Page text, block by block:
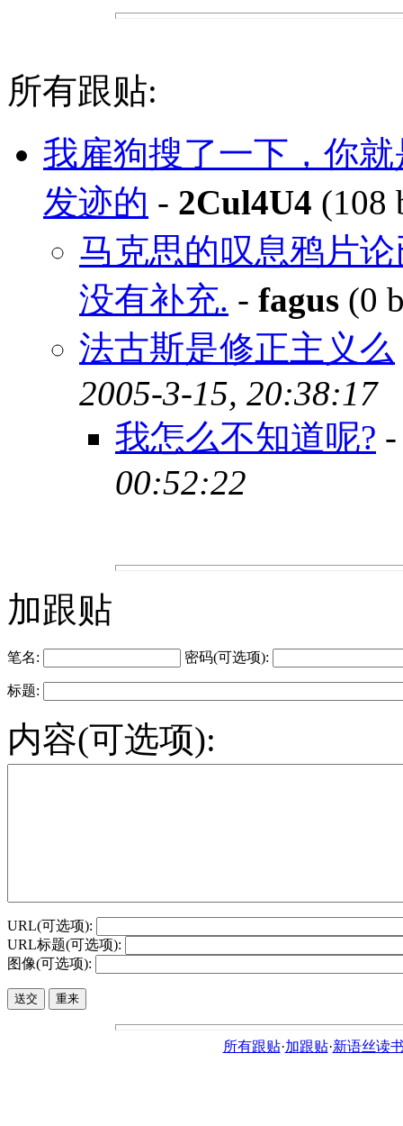
所有跟贴:
我雇狗搜了一下，你
发迹的 - 2Cul4U4 (108
马克思的叹息鸦片
没有补充. - fagus (0
法古斯是修正主义么
2005-3-15, 20:38:17
我怎么不知道呢?
00:52:22
加跟贴
笔名: 密码(可选项):
标题:
内容(可选项):
URL(可选项):
URL标题(可选项):
图像(可选项):
所有跟贴·加跟贴·新语丝读